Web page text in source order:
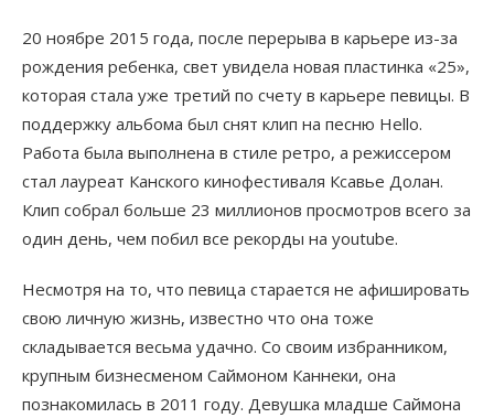
20 ноябре 2015 года, после перерыва в карьере из-за
рождения ребенка, свет увидела новая пластинка «25»,
которая стала уже третий по счету в карьере певицы. В
поддержку альбома был снят клип на песню Hello.
Работа была выполнена в стиле ретро, а режиссером
стал лауреат Канского кинофестиваля Ксавье Долан.
Клип собрал больше 23 миллионов просмотров всего за
один день, чем побил все рекорды на youtube.
Несмотря на то, что певица старается не афишировать
свою личную жизнь, известно что она тоже
складывается весьма удачно. Со своим избранником,
крупным бизнесменом Саймоном Каннеки, она
познакомилась в 2011 году. Девушка младше Саймона